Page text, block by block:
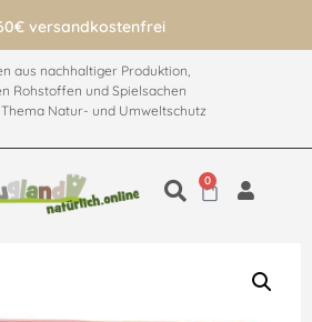
versandkostenfrei
aus nachhaltiger Produktion,
Rohstoffen und Spielsachen
Natur- und Umweltschutz
0